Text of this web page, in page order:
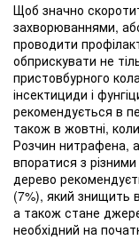
Щоб значно
захворюваннями,
проводити
обприскувати не
пристовбурного
інсектициди і
рекомендується в
також в жовтні,
Розчин нитрафена,
впоратися з
дерево
(7%), який знищить
а також стане
необхідний на